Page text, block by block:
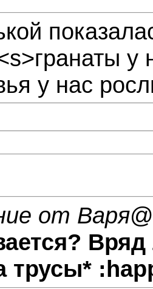
у
у нас
от Варя
трусы*